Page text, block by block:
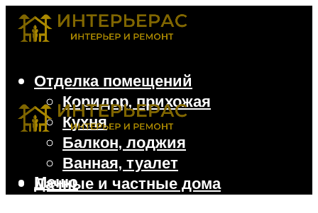
Отделка помещений
Коридор, прихожая
Кухня
Балкон, лоджия
Ванная, туалет
Дачные и частные дома
Меню